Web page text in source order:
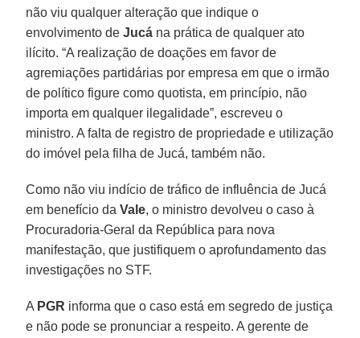
não viu qualquer alteração que indique o
envolvimento deJucá na prática de qualquer ato
ilícito. “A realização de doações em favor de
agremiações partidárias por empresa em que o irmão
de político figure como quotista, em princípio, não
importa em qualquer ilegalidade”, escreveu o
ministro. A falta de registro de propriedade e utilização
do imóvel pela filha de Jucá, também não.
Como não viu indício de tráfico de influência de Jucá
em benefício daVale, o ministro devolveu o caso à
Procuradoria-Geral da República para nova
manifestação, que justifiquem o aprofundamento das
investigações no STF.
A PGR informa que o caso está em segredo de justiça
e não pode se pronunciar a respeito. A gerente de